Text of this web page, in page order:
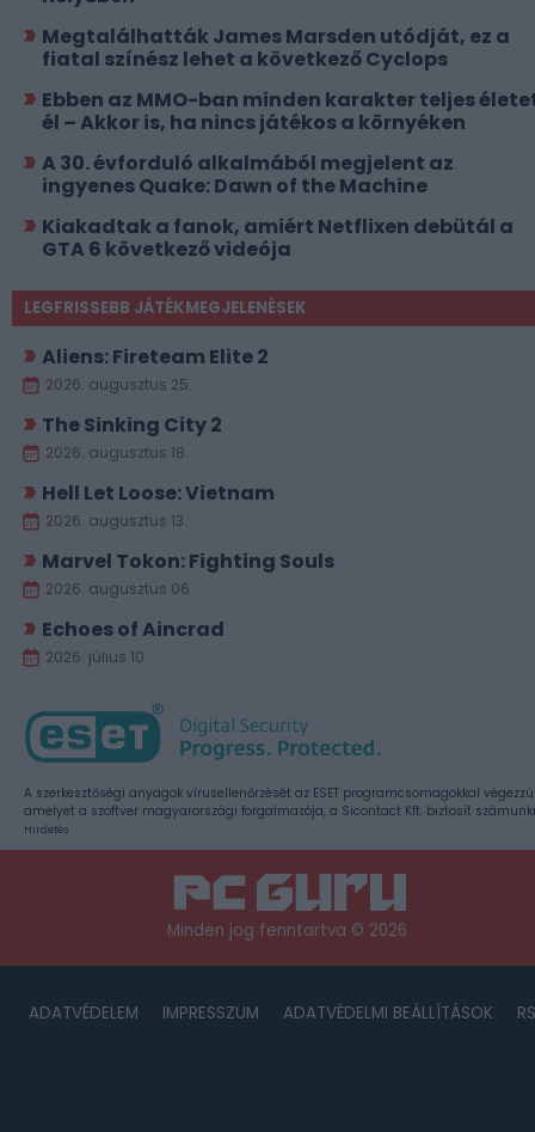
Megtalálhatták James Marsden utódját, ez a
fiatal színész lehet a következő Cyclops
Ebben az MMO-ban minden karakter teljes
él – Akkor is, ha nincs játékos a környéken
A 30. évforduló alkalmából megjelent az
ingyenes Quake: Dawn of the Machine
Kiakadtak a fanok, amiért Netflixen debütál a
GTA 6 következő videója
LEGFRISSEBB JÁTÉKMEGJELENÉSEK
Aliens: Fireteam Elite 2
2026. augusztus 25.
The Sinking City 2
2026. augusztus 18.
Hell Let Loose: Vietnam
2026. augusztus 13.
Marvel Tokon: Fighting Souls
2026. augusztus 06.
Echoes of Aincrad
2026. július 10.
A szerkesztőségi anyagok vírusellenőrzését az ESET programcsomagokkal
amelyet a szoftver magyarországi forgalmazója, a Sicontact Kft. biztosít
Hirdetés
Minden jog fenntartva © 2026
ADATVÉDELEM IMPRESSZUM ADATVÉDELMI BEÁLLÍTÁSOK